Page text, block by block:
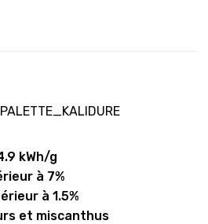
kWh/g
à 7%
à 1.5%
et miscanthus